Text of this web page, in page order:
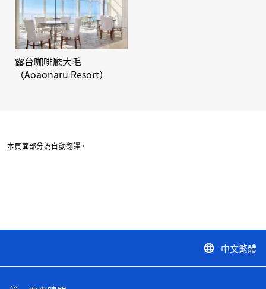
露台咖啡廳大毛
（Aoaonaru Resort）
本頁面部分為自動翻譯。
language 中文繁體